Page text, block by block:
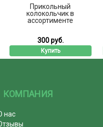
Прикольный
колокольчик в
ассортименте
300 руб.
Купить
КОМПАНИЯ
нас